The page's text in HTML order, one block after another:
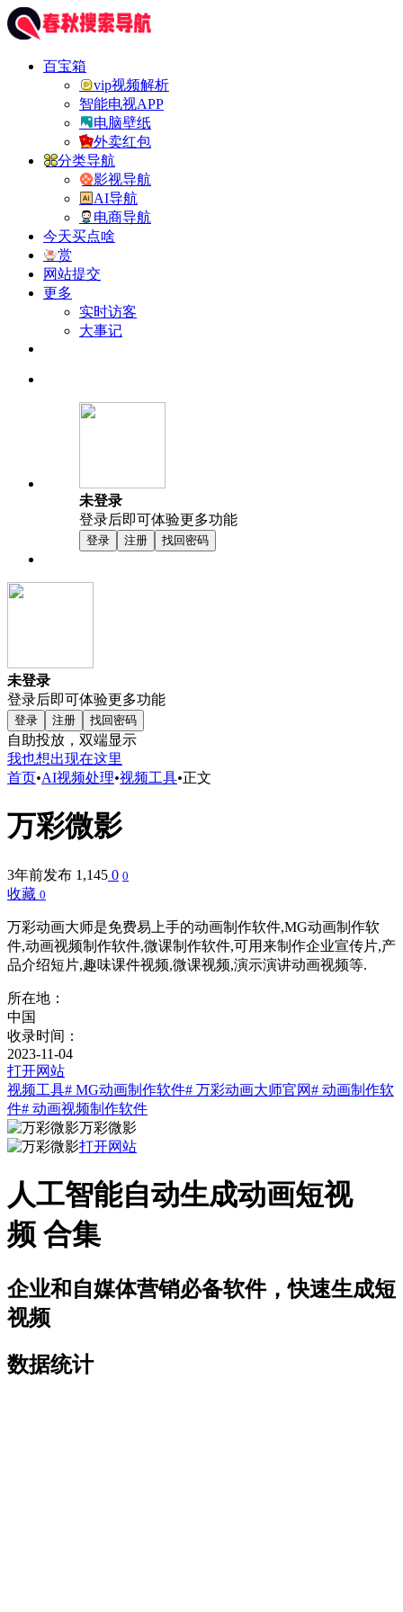
百宝箱
vip视频解析
智能电视APP
电脑壁纸
外卖红包
分类导航
影视导航
AI导航
电商导航
今天买点啥
赏
网站提交
更多
实时访客
大事记
未登录
登录后即可体验更多功能
登录 注册 找回密码
未登录
登录后即可体验更多功能
登录 注册 找回密码
自助投放，双端显示
我也想出现在这里
首页•AI视频处理•视频工具•正文
万彩微影
3年前发布 1,145 0 0
收藏 0
万彩动画大师是免费易上手的动画制作软件,MG动画制作软
件,动画视频制作软件,微课制作软件,可用来制作企业宣传片,产
品介绍短片,趣味课件视频,微课视频,演示演讲动画视频等.
所在地：
中国
收录时间：
2023-11-04
打开网站
视频工具# MG动画制作软件# 万彩动画大师官网# 动画制作软
件# 动画视频制作软件
万彩微影
打开网站
人工智能自动生成动画短视
频 合集
企业和自媒体营销必备软件，快速生成短
视频
数据统计